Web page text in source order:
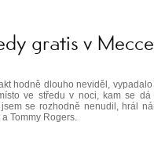
gratis v Mecce
hodně dlouho neviděl,
ve středu v noci, kam se
se rozhodně nenudil, hrál
Tommy Rogers.